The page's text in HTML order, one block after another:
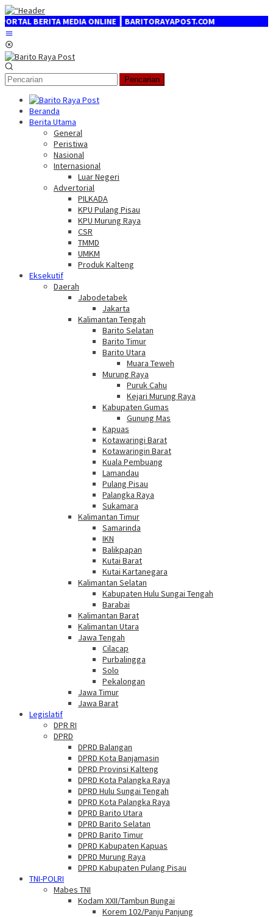
Loncat
ke
konten
BERITA MEDIA ONLINE ┃ BARITORAYAPOST.COM
Pencarian
Beranda
Berita Utama
General
Peristiwa
Nasional
Internasional
Luar Negeri
Advertorial
PILKADA
KPU Pulang Pisau
KPU Murung Raya
CSR
TMMD
UMKM
Produk Kalteng
Eksekutif
Daerah
Jabodetabek
Jakarta
Kalimantan Tengah
Barito Selatan
Barito Timur
Barito Utara
Muara Teweh
Murung Raya
Puruk Cahu
Kejari Murung Raya
Kabupaten Gumas
Gunung Mas
Kapuas
Kotawaringi Barat
Kotawaringin Barat
Kuala Pembuang
Lamandau
Pulang Pisau
Palangka Raya
Sukamara
Kalimantan Timur
Samarinda
IKN
Balikpapan
Kutai Barat
Kutai Kartanegara
Kalimantan Selatan
Kabupaten Hulu Sungai Tengah
Barabai
Kalimantan Barat
Kalimantan Utara
Jawa Tengah
Cilacap
Purbalingga
Solo
Pekalongan
Jawa Timur
Jawa Barat
Legislatif
DPR RI
DPRD
DPRD Balangan
DPRD Kota Banjamasin
DPRD Provinsi Kalteng
DPRD Kota Palangka Raya
DPRD Hulu Sungai Tengah
DPRD Kota Palangka Raya
DPRD Barito Utara
DPRD Barito Selatan
DPRD Barito Timur
DPRD Kabupaten Kapuas
DPRD Murung Raya
DPRD Kabupaten Pulang Pisau
TNI-POLRI
Mabes TNI
Kodam XXII/Tambun Bungai
Korem 102/Panju Panjung